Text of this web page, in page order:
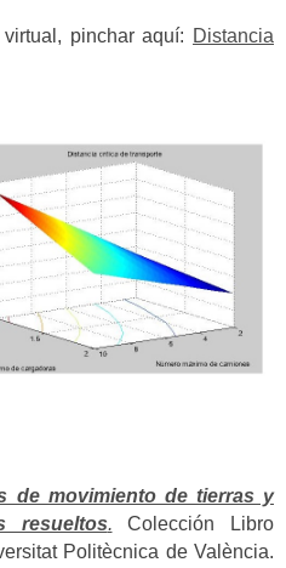
pinchar aquí: Distancia
de movimiento de tierras y
resueltos. Colección Libro
Politècnica de València.